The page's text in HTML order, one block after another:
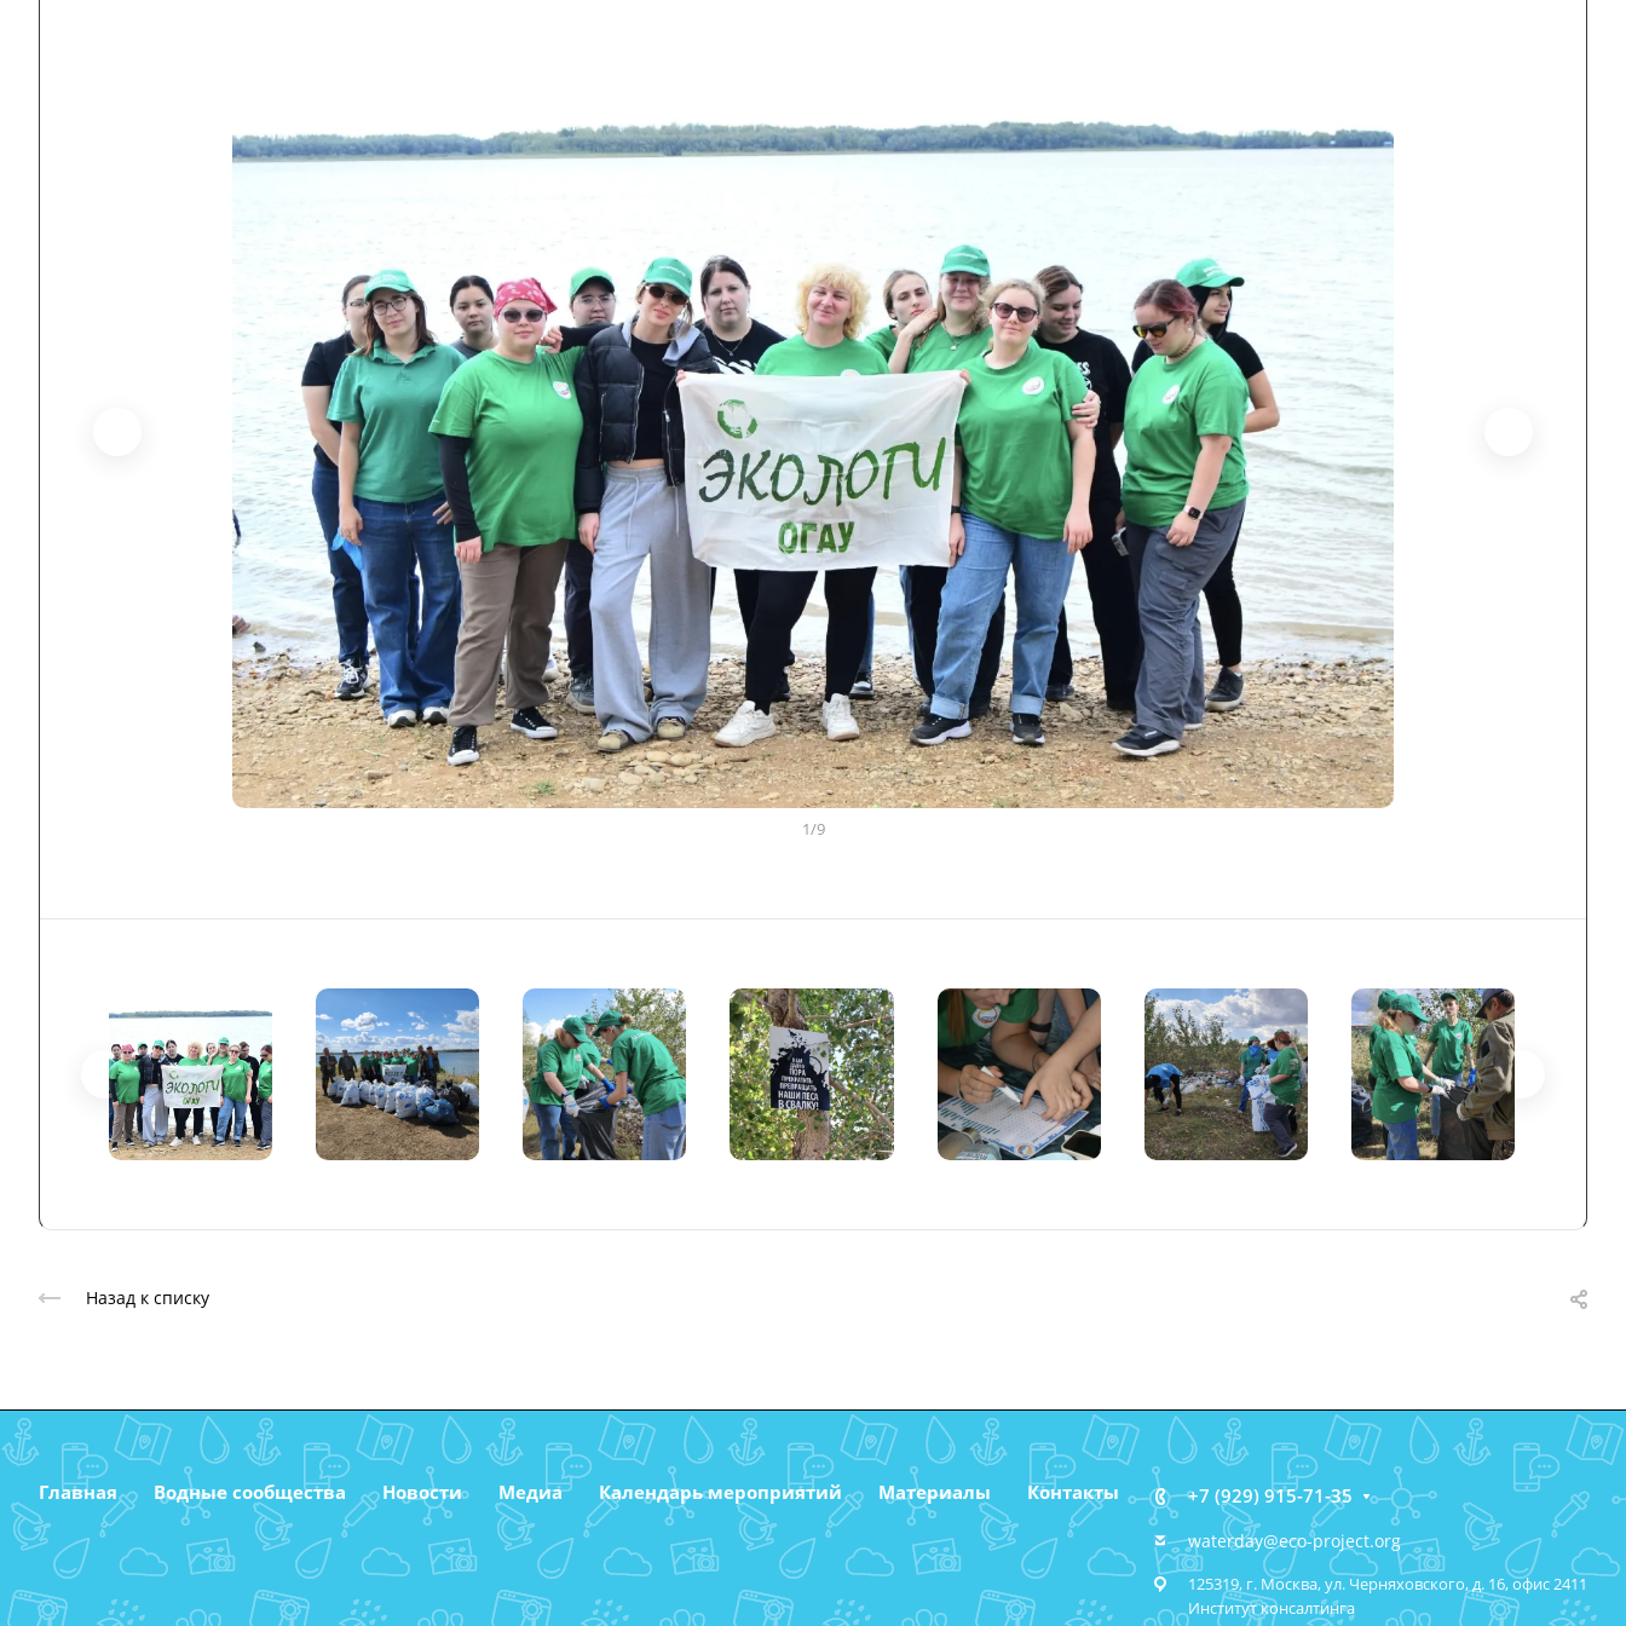
1/9
Назад к списку
Главная Водные сообщества Новости Медиа Календарь мероприятий Материалы Контакты +7 (929) 915-71-35
waterday@eco-project.org
125319, г. Москва, ул. Черняховского, д. 16, офис 2411
Институт консалтинга